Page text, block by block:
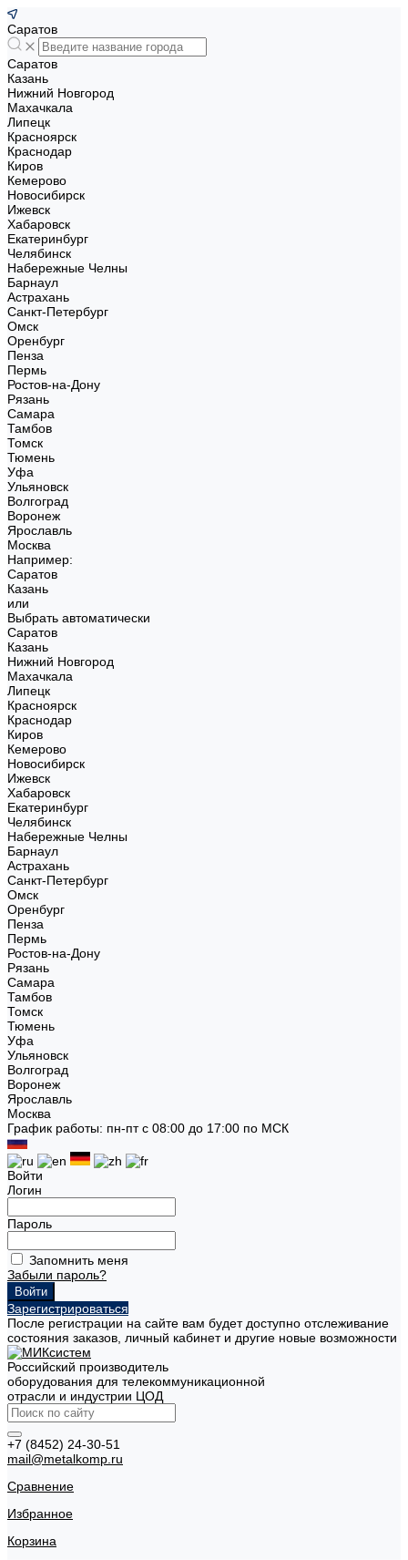
Саратов
Саратов
Казань
Нижний Новгород
Махачкала
Липецк
Красноярск
Краснодар
Киров
Кемерово
Новосибирск
Ижевск
Хабаровск
Екатеринбург
Челябинск
Набережные Челны
Барнаул
Астрахань
Санкт-Петербург
Омск
Оренбург
Пенза
Пермь
Ростов-на-Дону
Рязань
Самара
Тамбов
Томск
Тюмень
Уфа
Ульяновск
Волгоград
Воронеж
Ярославль
Москва
Например:
Саратов
Казань
или
Выбрать автоматически
Саратов
Казань
Нижний Новгород
Махачкала
Липецк
Красноярск
Краснодар
Киров
Кемерово
Новосибирск
Ижевск
Хабаровск
Екатеринбург
Челябинск
Набережные Челны
Барнаул
Астрахань
Санкт-Петербург
Омск
Оренбург
Пенза
Пермь
Ростов-на-Дону
Рязань
Самара
Тамбов
Томск
Тюмень
Уфа
Ульяновск
Волгоград
Воронеж
Ярославль
Москва
График работы: пн-пт с 08:00 до 17:00 по МСК
Войти
Логин
Пароль
Запомнить меня
Забыли пароль?
Зарегистрироваться
После регистрации на сайте вам будет доступно отслеживание
состояния заказов, личный кабинет и другие новые возможности
Российский производитель
оборудования для телекоммуникационной
отрасли и индустрии ЦОД
+7 (8452) 24-30-51
mail@metalkomp.ru
Сравнение
Избранное
Корзина